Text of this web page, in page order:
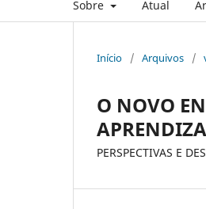
Sobre Atual
Início / Arquivos /
O NOVO
PERSPECTIVAS E